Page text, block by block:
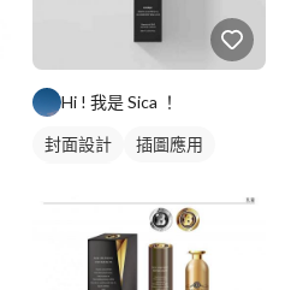
Hi ! 我是 Sica ！
封面設計
插圖應用